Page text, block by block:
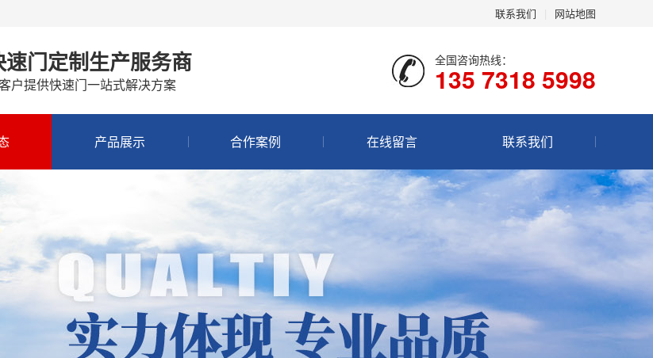
联系我们 网站地图
速门定制生产服务商
户提供快速门一站式解决方案
全国咨询热线：
135 7318 5998
产品展示 合作案例 在线留言 联系我们